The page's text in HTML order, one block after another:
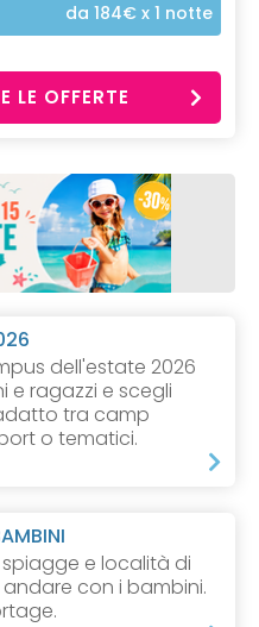
da 184€ x 1 notte
LE OFFERTE
dell'estate 2026
e ragazzi e scegli
tra camp
o tematici.
spiagge e località di
con i bambini.